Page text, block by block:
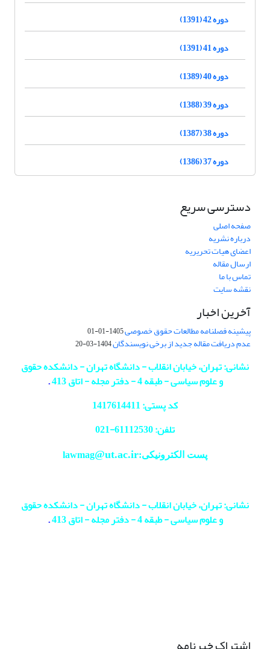
دوره 42 (1391)
دوره 41 (1391)
دوره 40 (1389)
دوره 39 (1388)
دوره 38 (1387)
دوره 37 (1386)
دسترسی سریع
صفحه اصلی
درباره نشریه
اعضای هیات تحریریه
ارسال مقاله
تماس با ما
نقشه سایت
آخرین اخبار
پیشینه فصلنامه مطالعات حقوق خصوصی1405-01-01
عدم دریافت مقاله جدید از برخی نویسندگان1404-03-20
نشانی: تهران، خیابان انقلاب - دانشگاه تهران - دانشکده حقوق
و علوم سیاسی - طبقه 4 - دفتر مجله - اتاق 413
.
کد پستی: 1417614411
تلفن: 61112530-
021
پست الکترونیکی:lawmag@ut.ac.ir
نشانی: تهران، خیابان انقلاب - دانشگاه تهران - دانشکده حقوق
و علوم سیاسی - طبقه 4 - دفتر مجله - اتاق 413
.